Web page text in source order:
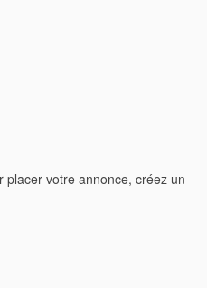
placer votre annonce, créez un